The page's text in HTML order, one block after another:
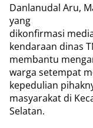
Danlanudal Aru,
yang
dikonfirmasi
kendaraan dinas
membantu
warga setempat
kepedulian
masyarakat di
Selatan.